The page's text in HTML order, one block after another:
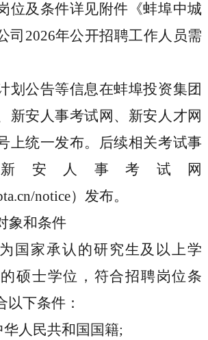
位及条件详见附件《蚌埠中城
司 2026年公开招聘工作人员需
划公告等信息在蚌埠投资集团
新安人事考试网、新安人才网
上统一发布。后续相关考试事
安人事考试网
notice）发布。
象和条件
国家承认的研究生及以上学
硕士学位，符合招聘岗位条
以下条件：
华人民共和国国籍;